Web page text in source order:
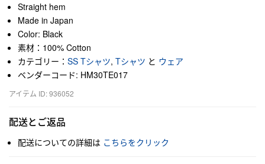
Straight hem
Made in Japan
Color: Black
素材：100% Cotton
カテゴリー： SS Tシャツ, Tシャツ と ウェア
ベンダーコード: HM30TE017
アイテム ID: 936052
配送とご返品
配送についての詳細は こちらをクリック